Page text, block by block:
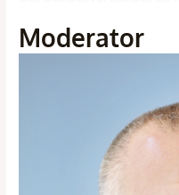
Moderator